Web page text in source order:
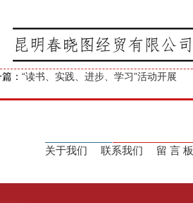
篇： “读书、实践、进步、学习”活动开展
关于我们 联系我们 留 言 板